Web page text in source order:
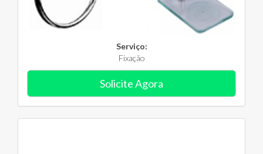
Serviço:
Fixação
Solicite Agora